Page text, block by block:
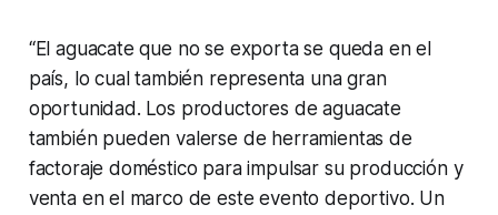
“El aguacate que no se exporta se queda en el
país, lo cual también representa una gran
oportunidad. Los productores de aguacate
también pueden valerse de herramientas de
factoraje doméstico para impulsar su producción y
venta en el marco de este evento deportivo. Un